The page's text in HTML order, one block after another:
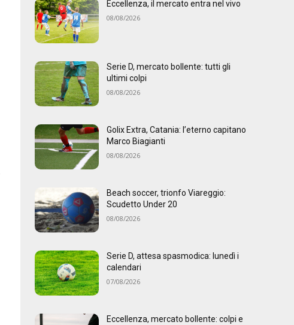
Eccellenza, il mercato entra nel vivo
08/08/2026
Serie D, mercato bollente: tutti gli
ultimi colpi
08/08/2026
Golix Extra, Catania: l’eterno capitano
Marco Biagianti
08/08/2026
Beach soccer, trionfo Viareggio:
Scudetto Under 20
08/08/2026
Serie D, attesa spasmodica: lunedì i
calendari
07/08/2026
Eccellenza, mercato bollente: colpi e